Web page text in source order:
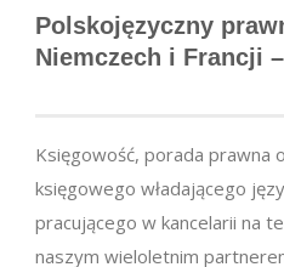
Polskojęzyczny
Niemczech i Francji
Księgowość, porada prawna
księgowego władającego
pracującego w kancelarii na
naszym wieloletnim